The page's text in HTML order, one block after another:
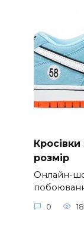
розмір
Онлайн-
0